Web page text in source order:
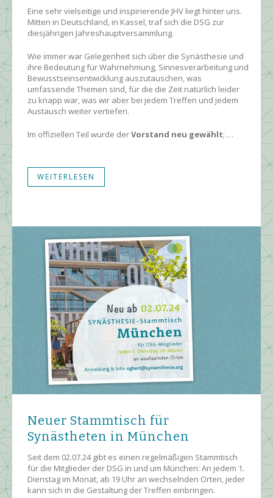
Eine sehr vielseitige und inspirierende JHV liegt hinter uns.
Mitten in Deutschland, in Kassel, traf sich die DSG zur
diesjährigen Jahreshauptversammlung.
Wie immer war Gelegenheit sich über die Synästhesie und
ihre Bedeutung für Wahrnehmung, Sinnesverarbeitung und
Bewusstseinsentwicklung auszutauschen, was
umfassende Themen sind, für die die Zeit natürlich leider
zu knapp war, was wir aber bei jedem Treffen und jedem
Austausch weiter vertiefen.
Im offiziellen Teil wurde derVorstand neu gewählt; …
WEITERLESEN
Neuer Stammtisch für
Synästheten in München
Seit dem 02.07.24 gibt es einen regelmäßigen Stammtisch
für die Mitglieder der DSG in und um München: An jedem 1.
Dienstag im Monat, ab 19 Uhr an wechselnden Orten, jeder
kann sich in die Gestaltung der Treffen einbringen.